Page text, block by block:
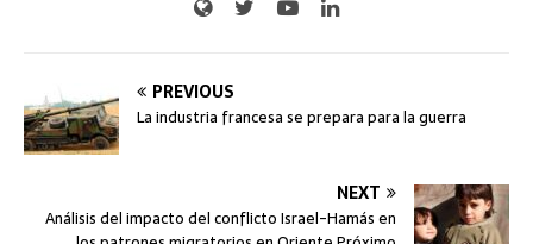
PREVIOUS
La industria francesa se prepara para la guerra
NEXT
Análisis del impacto del conflicto Israel-Hamás en